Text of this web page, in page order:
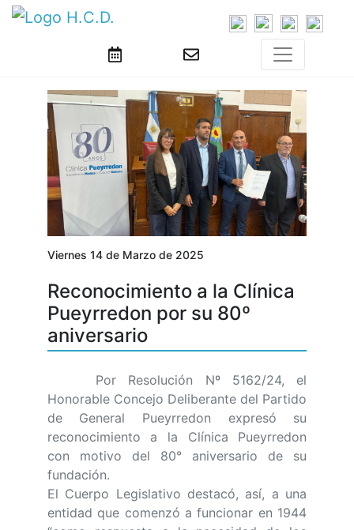
Viernes 14 de Marzo de 2025
Reconocimiento a la Clínica
Pueyrredon por su 80º
aniversario
Por Resolución Nº 5162/24, el
Honorable Concejo Deliberante del Partido
de General Pueyrredon expresó su
reconocimiento a la Clínica Pueyrredon
con motivo del 80° aniversario de su
fundación.
El Cuerpo Legislativo destacó, así, a una
entidad que comenzó a funcionar en 1944